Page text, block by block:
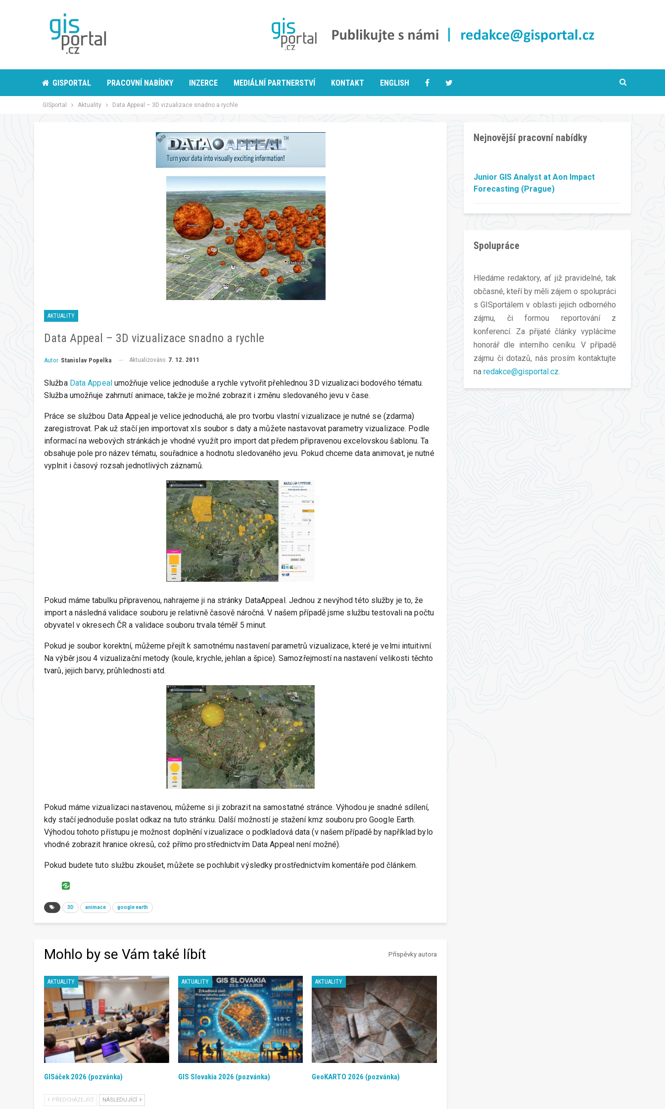
GISPORTAL PRACOVNÍ NABÍDKY INZERCE MEDIÁLNÍ PARTNERSTVÍ KONTAKT ENGLISH
GISportal Aktuality Data Appeal – 3D vizualizace snadno a rychle
AKTUALITY
Data Appeal – 3D vizualizace snadno a rychle
Autor Stanislav Popelka Aktualizováno 7. 12. 2011
Služba Data Appealumožňuje velice jednoduše a rychle vytvořit přehlednou 3D vizualizaci bodového tématu.
Služba umožňuje zahrnutí animace, takže je možné zobrazit i změnu sledovaného jevu v čase.
Práce se službou Data Appeal je velice jednoduchá, ale pro tvorbu vlastní vizualizace je nutné se (zdarma)
zaregistrovat. Pak už stačí jen importovat xls soubor s daty a můžete nastavovat parametry vizualizace. Podle
informací na webových stránkách je vhodné využít pro import dat předem připravenou excelovskou šablonu. Ta
obsahuje pole pro název tématu, souřadnice a hodnotu sledovaného jevu. Pokud chceme data animovat, je nutné
vyplnit i časový rozsah jednotlivých záznamů.
Pokud máme tabulku připravenou, nahrajeme ji na stránky DataAppeal. Jednou z nevýhod této služby je to, že
import a následná validace souboru je relativně časově náročná. V našem případě jsme službu testovali na počtu
obyvatel v okresech ČR a validace souboru trvala téměř 5 minut.
Pokud je soubor korektní, můžeme přejít k samotnému nastavení parametrů vizualizace, které je velmi intuitivní.
Na výběr jsou 4 vizualizační metody (koule, krychle, jehlan a špice). Samozřejmostí na nastavení velikosti těchto
tvarů, jejich barvy, průhlednosti atd.
Pokud máme vizualizaci nastavenou, můžeme si ji zobrazit na samostatné stránce. Výhodou je snadné sdílení,
kdy stačí jednoduše poslat odkaz na tuto stránku. Další možností je stažení kmz souboru pro Google Earth.
Výhodou tohoto přístupu je možnost doplnění vizualizace o podkladová data (v našem případě by například bylo
vhodné zobrazit hranice okresů, což přímo prostřednictvím Data Appeal není možné).
Pokud budete tuto službu zkoušet, můžete se pochlubit výsledky prostřednictvím komentáře pod článkem.
3D animace google earth
Mohlo by se Vám také líbít Příspěvky autora
AKTUALITY
GISáček 2026 (pozvánka)
AKTUALITY
GIS Slovakia 2026 (pozvánka)
AKTUALITY
GeoKARTO 2026 (pozvánka)
PŘEDCHÁZEJÍCÍ NÁSLEDUJÍCÍ
Nejnovější pracovní nabídky
Junior GIS Analyst at Aon Impact
Forecasting (Prague)
Spolupráce
Hledáme redaktory, ať již pravidelné, tak
občasné, kteří by měli zájem o spolupráci
s GISportálem v oblasti jejich odborného
zájmu, či formou reportování z
konferencí. Za přijaté články vyplácíme
honorář dle interního ceníku. V případě
zájmu či dotazů, nás prosím kontaktujte
na redakce@gisportal.cz.